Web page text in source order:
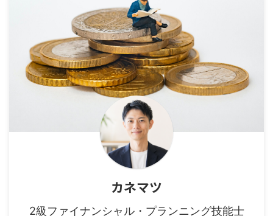
カネマツ
2級ファイナンシャル・プランニング技能士